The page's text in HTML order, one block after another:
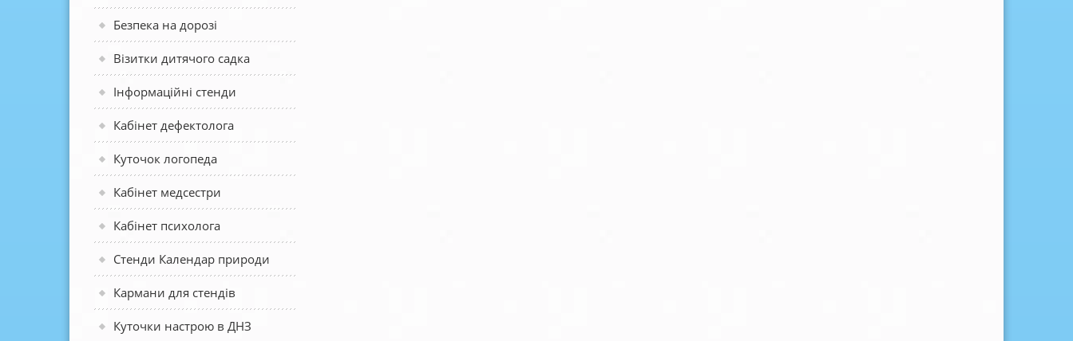
Безпека на дорозі
Візитки дитячого садка
Інформаційні стенди
Кабінет дефектолога
Куточок логопеда
Кабінет медсестри
Кабінет психолога
Стенди Календар природи
Кармани для стендів
Куточки настрою в ДНЗ